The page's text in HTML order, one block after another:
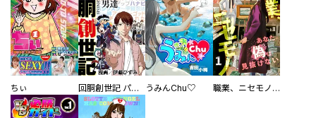
ちぃ 回胴創世記 パチスロを創った男達 うみんChu♡ 職業、ニセモノ～あなたに偽は見抜けない【電子単行本版】